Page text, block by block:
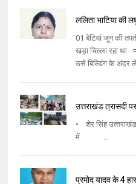
ललिता भाटिया की
01 बेटियां जून की
खड़ा चिल्ला रहा था
उसे बिल्डिंग के अंदर
उत्तराखंड त्रासदी
• शेर सिंह
में ...
प्रमोद यादव के 4